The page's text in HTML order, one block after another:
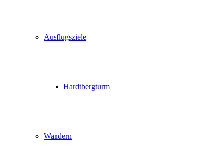
Ausflugsziele
Hardtbergturm
Wandern